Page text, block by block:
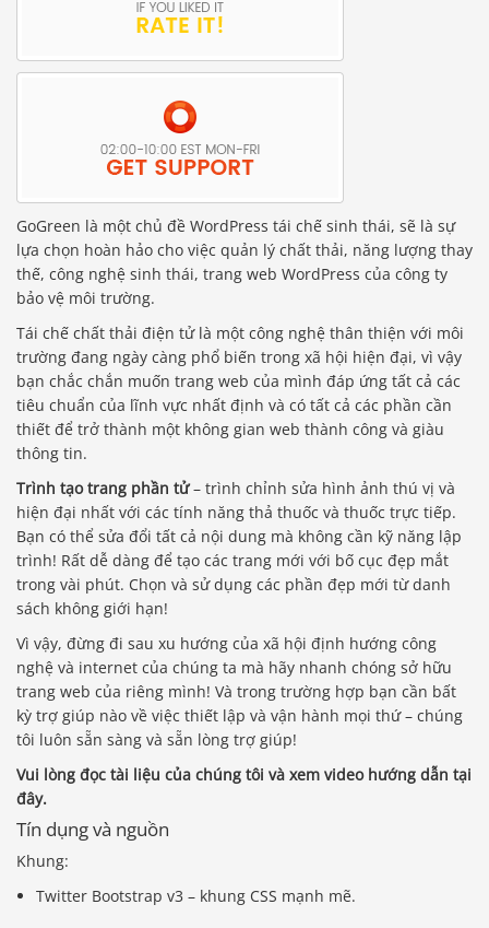
GoGreen là một chủ đề WordPress tái chế sinh thái, sẽ là sự
lựa chọn hoàn hảo cho việc quản lý chất thải, năng lượng thay
thế, công nghệ sinh thái, trang web WordPress của công ty
bảo vệ môi trường.
Tái chế chất thải điện tử là một công nghệ thân thiện với môi
trường đang ngày càng phổ biến trong xã hội hiện đại, vì vậy
bạn chắc chắn muốn trang web của mình đáp ứng tất cả các
tiêu chuẩn của lĩnh vực nhất định và có tất cả các phần cần
thiết để trở thành một không gian web thành công và giàu
thông tin.
Trình tạo trang phần tử– trình chỉnh sửa hình ảnh thú vị và
hiện đại nhất với các tính năng thả thuốc và thuốc trực tiếp.
Bạn có thể sửa đổi tất cả nội dung mà không cần kỹ năng lập
trình! Rất dễ dàng để tạo các trang mới với bố cục đẹp mắt
trong vài phút. Chọn và sử dụng các phần đẹp mới từ danh
sách không giới hạn!
Vì vậy, đừng đi sau xu hướng của xã hội định hướng công
nghệ và internet của chúng ta mà hãy nhanh chóng sở hữu
trang web của riêng mình! Và trong trường hợp bạn cần bất
kỳ trợ giúp nào về việc thiết lập và vận hành mọi thứ – chúng
tôi luôn sẵn sàng và sẵn lòng trợ giúp!
Vui lòng đọc tài liệu của chúng tôi và xem video hướng dẫn tại
đây.
Tín dụng và nguồn
Khung:
Twitter Bootstrap v3 – khung CSS mạnh mẽ.